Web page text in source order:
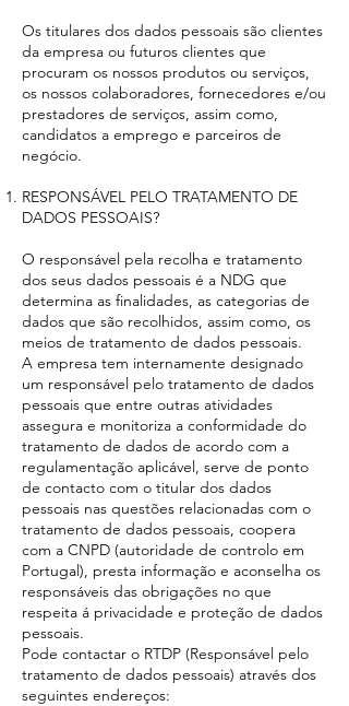
Os titulares dos dados pessoais são clientes
da empresa ou futuros clientes que
procuram os nossos produtos ou serviços,
os nossos colaboradores, fornecedores e/ou
prestadores de serviços, assim como,
candidatos a emprego e parceiros de
negócio.
RESPONSÁVEL PELO TRATAMENTO DE
DADOS PESSOAIS?
O responsável pela recolha e tratamento
dos seus dados pessoais é a NDG que
determina as finalidades, as categorias de
dados que são recolhidos, assim como, os
meios de tratamento de dados pessoais.
A empresa tem internamente designado
um responsável pelo tratamento de dados
pessoais que entre outras atividades
assegura e monitoriza a conformidade do
tratamento de dados de acordo com a
regulamentação aplicável, serve de ponto
de contacto com o titular dos dados
pessoais nas questões relacionadas com o
tratamento de dados pessoais, coopera
com a CNPD (autoridade de controlo em
Portugal), presta informação e aconselha os
responsáveis das obrigações no que
respeita á privacidade e proteção de dados
pessoais.
Pode contactar o RTDP (Responsável pelo
tratamento de dados pessoais) através dos
seguintes endereços: